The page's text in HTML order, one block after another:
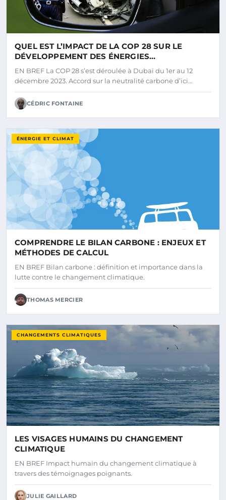
QUEL EST L’IMPACT DE LA COP 28 SUR LE
DÉVELOPPEMENT DES ÉNERGIES
RENOUVELABLES ?
EN BREF La COP 28 s’est déroulée à Dubaï du 1er au 12
décembre 2023. Accord sur la neutralité carbone d’ici…
CÉDRIC FONTAINE
ÉNERGIE ET CLIMAT
COMPRENDRE LE BILAN CARBONE : ENJEUX ET
MÉTHODES DE CALCUL
EN BREF Bilan carbone : définition et importance dans la
lutte contre le changement climatique.
THOMAS MERCIER
CHANGEMENTS CLIMATIQUES
LES VISAGES HUMAINS DU CHANGEMENT
CLIMATIQUE
EN BREF Impact humain du changement climatique à
travers des témoignages poignants.
JULIE GAILLARD